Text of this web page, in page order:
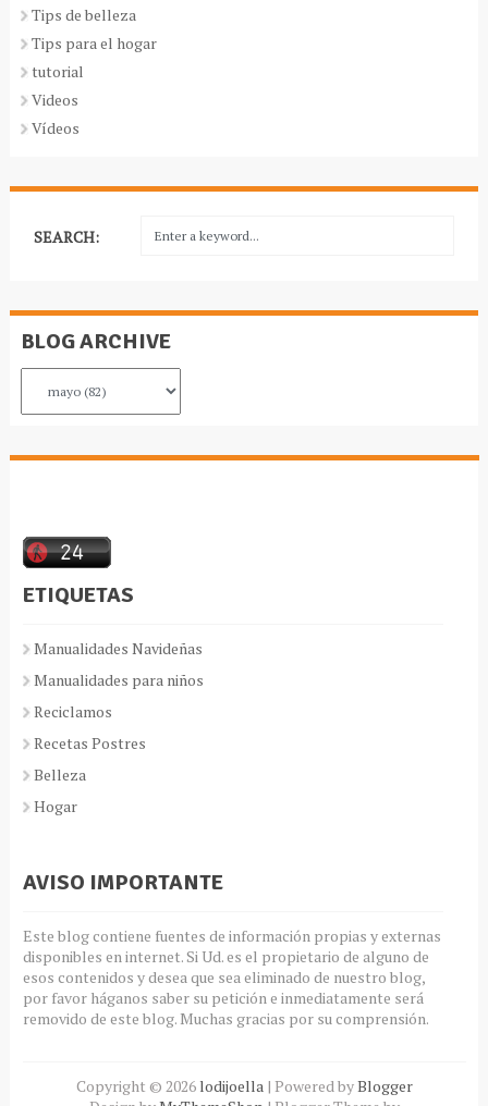
Tips de belleza
Tips para el hogar
tutorial
Videos
Vídeos
SEARCH:
BLOG ARCHIVE
ETIQUETAS
Manualidades Navideñas
Manualidades para niños
Reciclamos
Recetas Postres
Belleza
Hogar
AVISO IMPORTANTE
Este blog contiene fuentes de información propias y externas
disponibles en internet. Si Ud. es el propietario de alguno de
esos contenidos y desea que sea eliminado de nuestro blog,
por favor háganos saber su petición e inmediatamente será
removido de este blog. Muchas gracias por su comprensión.
Copyright © 2026 lodijoella | Powered byBlogger